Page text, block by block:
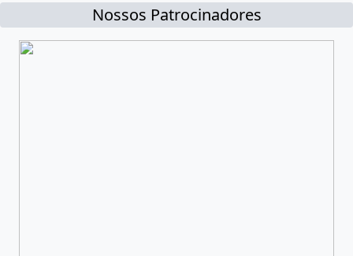
Nossos Patrocinadores